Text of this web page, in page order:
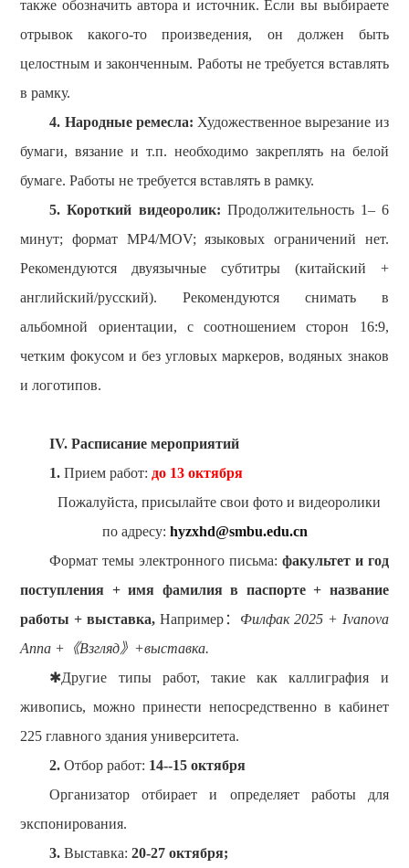
также обозначить автора и источник. Если вы выбираете
отрывок какого-то произведения, он должен быть
целостным и законченным. Работы не требуется вставлять
в рамку.
4. Народные ремесла: Художественное вырезание из
бумаги, вязание и т.п. необходимо закреплять на белой
бумаге. Работы не требуется вставлять в рамку.
5.Короткий видеоролик: Продолжительность 1– 6
минут; формат MP4/MOV;языковых ограничений нет.
Рекомендуются двуязычные субтитры (китайский +
английский/русский).
Рекомендуются снимать в
альбомной ориентации, с соотношением сторон 16:9,
четким фокусом и без угловых маркеров, водяных знаков
и логотипов.
IV. Расписание мероприятий
1.Прием работ: до 13 октября
Пожалуйста, присылайте свои фото и видеоролики
по адресу: hyzxhd@smbu.edu.cn
Формат темы электронного письма: факультет и год
поступления + имя фамилия в паспорте + название
работы+выставка,Например ： Филфак 2025 + Ivanova
Anna + 《Взгляд》 +выставка.
✱Другие типы работ, такие как каллиграфия и
живопись, можно принести непосредственно в кабинет
225 главного здания университета.
2.Отбор работ: 14--15 октября
Организатор отбирает и определяет работы для
экспонирования.
3.Выставка:20-27 октября;